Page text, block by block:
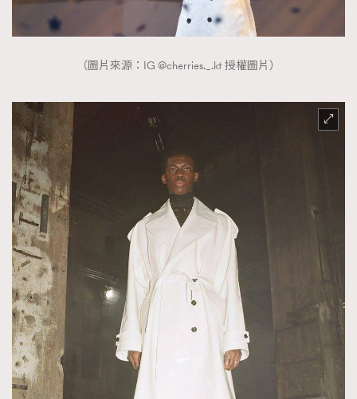
（圖片來源：IG @cherries._.kt 授權圖片）